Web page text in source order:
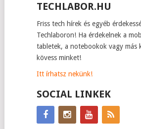
TECHLABOR.HU
Friss tech hírek és egyéb
Techlaboron! Ha érdekelnek a
tabletek, a notebookok vagy más
kövess minket!
Itt írhatsz nekünk!
SOCIAL LINKEK